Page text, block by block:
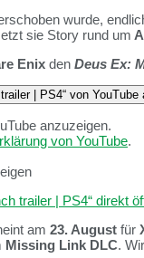
wurde,
sie Story rund um
Enix den Deus Ex:
| PS4“ von YouTube
anzuzeigen.
von YouTube.
trailer | PS4“ direkt
am 23. August für
Missing Link DLC.